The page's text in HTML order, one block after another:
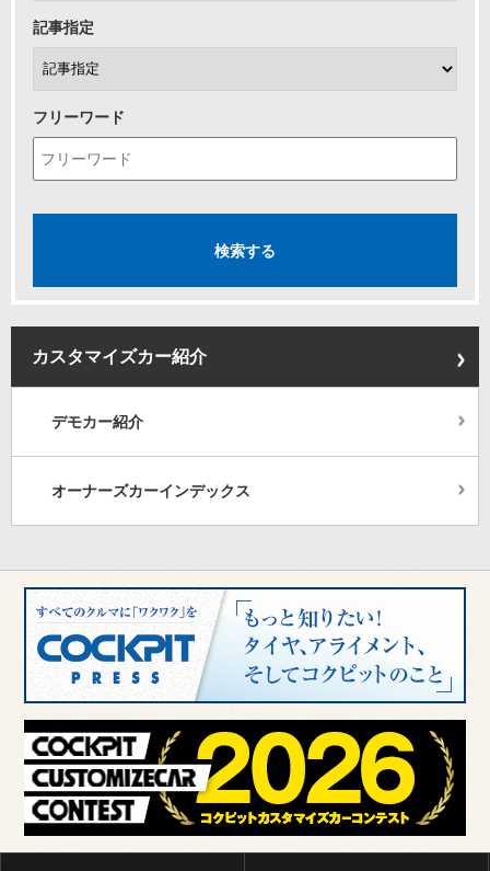
記事指定
フリーワード
カスタマイズカー紹介
デモカー紹介
オーナーズカーインデックス